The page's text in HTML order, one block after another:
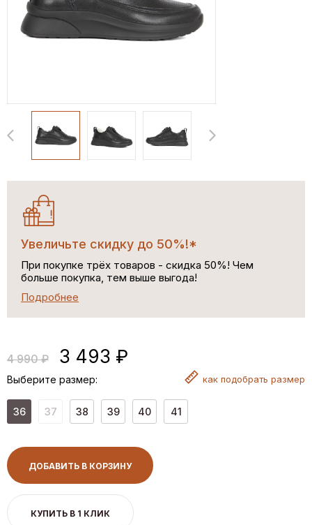
Увеличьте скидку до 50%!*
При покупке трёх товаров - скидка 50%! Чем
больше покупка, тем выше выгода!
Подробнее
4 990 ₽ 3 493 ₽
Выберите размер: как подобрать размер
36 37 38 39 40 41
ДОБАВИТЬ В КОРЗИНУ
КУПИТЬ В 1 КЛИК